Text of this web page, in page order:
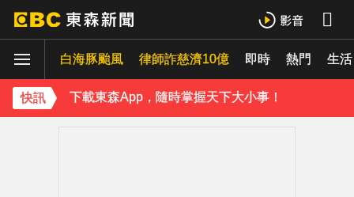
白海豚颱風 律師詐慈濟10億 即時 熱門 生活
快訊
下載東森App，隨時掌握天下大小事！
《理財達人秀》X 安聯投信免費講座報名中！搶先卡位 2027
下載東森App，隨時掌握天下大小事！